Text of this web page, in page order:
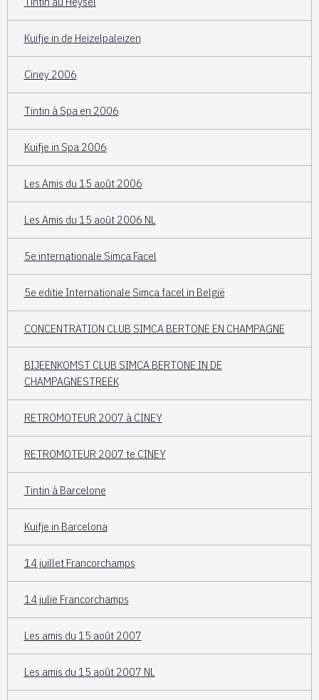
Kuifje in de Heizelpaleizen
Ciney 2006
Tintin à Spa en 2006
Kuifje in Spa 2006
Les Amis du 15 août 2006
Les Amis du 15 août 2006 NL
5e internationale Simca Facel
5e editie Internationale Simca facel in België
CONCENTRATION CLUB SIMCA BERTONE EN CHAMPAGNE
BIJEENKOMST CLUB SIMCA BERTONE IN DE
CHAMPAGNESTREEK
RETROMOTEUR 2007 à CINEY
RETROMOTEUR 2007 te CINEY
Tintin à Barcelone
Kuifje in Barcelona
14 juillet Francorchamps
14 julie Francorchamps
Les amis du 15 août 2007
Les amis du 15 août 2007 NL